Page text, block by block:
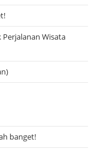
Wisata
banget!